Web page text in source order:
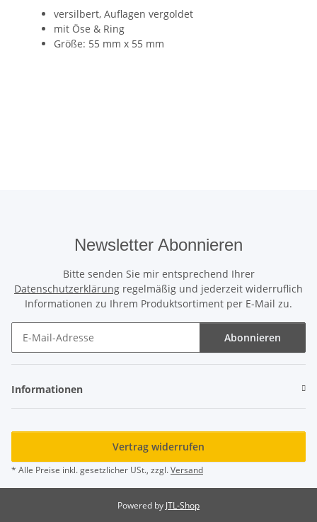
versilbert, Auflagen vergoldet
mit Öse & Ring
Größe: 55 mm x 55 mm
Newsletter Abonnieren
Bitte senden Sie mir entsprechend Ihrer
Datenschutzerklärung regelmäßig und jederzeit widerruflich
Informationen zu Ihrem Produktsortiment per E-Mail zu.
Abonnieren
Informationen
Vertrag widerrufen
* Alle Preise inkl. gesetzlicher USt., zzgl.Versand
Powered by JTL-Shop